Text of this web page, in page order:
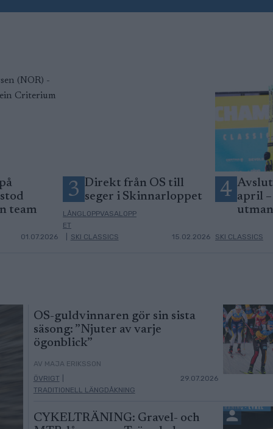
team
01.07.2026
3 Direkt från OS till
seger i Skinnarloppet
LÅNGLOPPVASALOPP
ET
SKI CLASSICS 15.02.2026
4 april
SKI CLASSICS
OS-guldvinnaren gör sin sista
säsong: ”Njuter av varje
ögonblick”
AV MAJA ERIKSSON
ÖVRIGT
TRADITIONELL LÄNGDÅKNING
29.07.2026
CYKELTRÄNING: Gravel- och